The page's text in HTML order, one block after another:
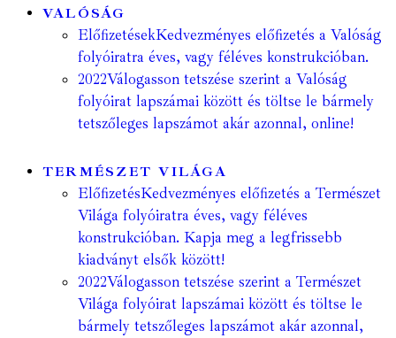
VALÓSÁG
ElőfizetésekKedvezményes előfizetés a Valóság
folyóiratra éves, vagy féléves konstrukcióban.
2022Válogasson tetszése szerint a Valóság
folyóirat lapszámai között és töltse le bármely
tetszőleges lapszámot akár azonnal, online!
TERMÉSZET VILÁGA
ElőfizetésKedvezményes előfizetés a Természet
Világa folyóiratra éves, vagy féléves
konstrukcióban. Kapja meg a legfrissebb
kiadványt elsők között!
2022Válogasson tetszése szerint a Természet
Világa folyóirat lapszámai között és töltse le
bármely tetszőleges lapszámot akár azonnal,